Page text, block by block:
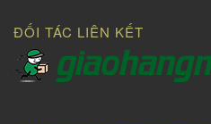
ĐỐI TÁC LIÊN KẾT